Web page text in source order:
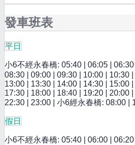
發車班表
平日
小6不經永春橋: 05:40 | 06:05 | 06:30
08:30 | 09:00 | 09:30 | 10:00 | 10:30 |
13:00 | 13:30 | 14:00 | 14:30 | 15:00 |
17:30 | 18:00 | 18:40 | 19:20 | 20:00 |
22:30 | 23:00 | 小6經永春橋: 08:00 |
假日
小6不經永春橋: 05:40 | 06:00 | 06:20